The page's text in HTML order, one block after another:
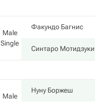
Male
Single
Факундо Багнис
Синтаро Мотидзуки
Male
Нуну Боржеш